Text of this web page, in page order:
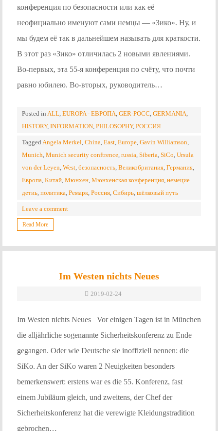
конференция по безопасности или как её
неофициально именуют сами немцы — «Зико». Ну, и
мы будем её так в дальнейшем называть для краткости.
В этот раз «Зико» отличилась 2 новыми явлениями.
Во-первых, эта 55-я конференция по счёту, что почти
равно юбилею. Во-вторых, руководитель…
Posted in ALL, EUROPA - ЕВРОПА, GER-POCC, GERMANIA,
HISTORY, INFORMATION, PHILOSOPHY, РОССИЯ
Tagged Angela Merkel, China, East, Europe, Gavin Williamson,
Munich, Munich security conftrence, russia, Siberia, SiCo, Ursula
von der Leyen, West, безопасность, Великобритания, Германия,
Европа, Китай, Мюнхен, Мюнхенская конференция, немецие
детиь, политика, Ремарк, Россия, Сибирь, шёлковый путь
Leave a comment
Read More
Im Westen nichts Neues
2019-02-24
Im Westen nichts Neues Vor einigen Tagen ist in München
die alljährliche sogenannte Sicherheitskonferenz zu Ende
gegangen. Oder wie Deutsche sie inoffiziell nennen: die
SiKo. An der SiKo waren 2 Neuigkeiten besonders
bemerkenswert: erstens war es die 55. Konferenz, fast
einem Jubiläum gleich, und zweitens, der Chef der
Sicherheitskonferenz hat die verewigte Kleidungstradition
gebrochen…